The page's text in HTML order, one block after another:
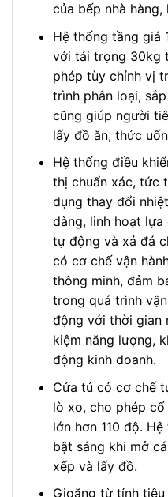
của bếp nhà hàng,
Hệ thống tầng giá
với tải trọng 30kg
phép tùy chỉnh vị
trình phân loại,
cũng giúp người
lấy đồ ăn, thức
Hệ thống điều
thị chuẩn xác, tức
dụng thay đổi
dàng, linh hoạt
tự động và xả đá
có cơ chế vận
thông minh, đảm
trong quá trình
động với thời gian
kiệm năng lượng,
động kinh doanh.
Cửa tủ có cơ chế
lò xo, cho phép
lớn hơn 110 độ.
bật sáng khi mở
xếp và lấy đồ.
Gioăng từ tính